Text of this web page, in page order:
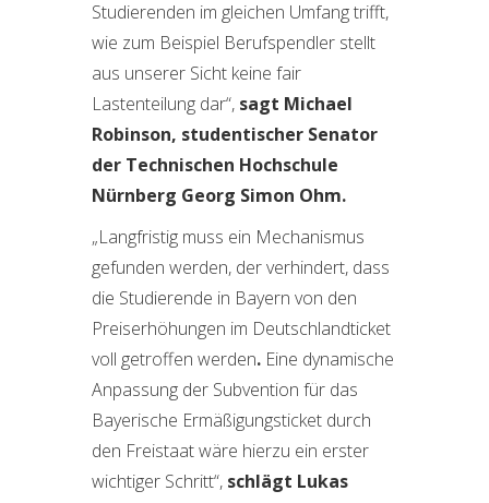
Studierenden im gleichen Umfang trifft,
wie zum Beispiel Berufspendler stellt
aus unserer Sicht keine fair
Lastenteilung dar“, sagt Michael
Robinson, studentischer Senator
der Technischen Hochschule
Nürnberg Georg Simon Ohm.
„Langfristig muss ein Mechanismus
gefunden werden, der verhindert, dass
die Studierende in Bayern von den
Preiserhöhungen im Deutschlandticket
voll getroffen werden. Eine dynamische
Anpassung der Subvention für das
Bayerische Ermäßigungsticket durch
den Freistaat wäre hierzu ein erster
wichtiger Schritt“, schlägt Lukas